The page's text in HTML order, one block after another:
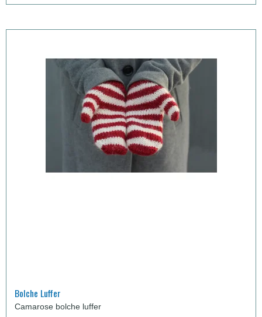
Bolche Luffer
Camarose bolche luffer